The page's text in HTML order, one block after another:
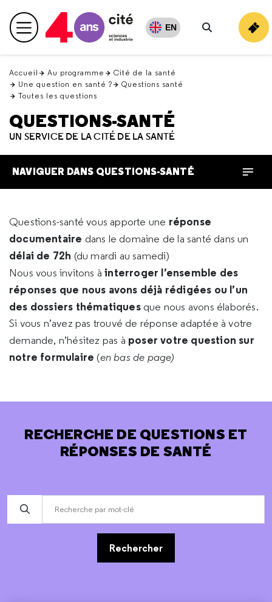
en
haut Menu principal EN
Rechercher
Accueil Au programme
Cité de la santé
Une question en santé ?
Questions santé
Toutes les questions
QUESTIONS-SANTÉ
UN SERVICE DE LA CITÉ DE LA SANTÉ
NAVIGUER DANS QUESTIONS-SANTÉ
Questions-santé vous apporte une réponse
documentaire dans le domaine de la santé dans un
délai de 72h (du mardi au samedi)
Nous vous invitons àinterroger l’ensemble des
réponses que nous avons déjà rédigées ou l’un
des dossiers thématiques que nous avons élaborés.
Si vous n’avez pas trouvé de réponse adaptée à votre
demande, n’hésitez pas à poser votre question sur
notre formulaire (en bas de page)
RECHERCHE DE QUESTIONS ET
RÉPONSES DE SANTÉ
Rechercher